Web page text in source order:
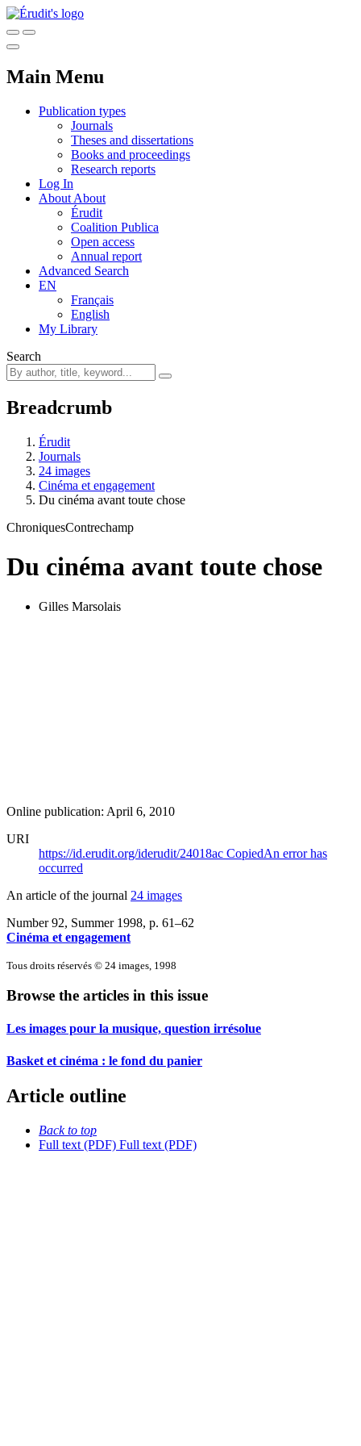
Main Menu
Publication types
Journals
Theses and dissertations
Books and proceedings
Research reports
Log In
About About
Érudit
Coalition Publica
Open access
Annual report
Advanced Search
EN
Français
English
My Library
Search
Breadcrumb
Érudit
Journals
24 images
Cinéma et engagement
Du cinéma avant toute chose
ChroniquesContrechamp
Du cinéma avant toute chose
Gilles Marsolais
Online publication: April 6, 2010
URI
https://id.erudit.org/iderudit/24018ac CopiedAn error has
occurred
An article of the journal 24 images
Number 92, Summer 1998, p. 61–62
Cinéma et engagement
Tous droits réservés © 24 images, 1998
Browse the articles in this issue
Les images pour la musique, question irrésolue
Basket et cinéma : le fond du panier
Article outline
Back to top
Full text (PDF) Full text (PDF)